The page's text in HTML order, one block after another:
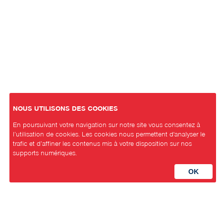
NOUS UTILISONS DES COOKIES
En poursuivant votre navigation sur notre site vous consentez à
l’utilisation de cookies. Les cookies nous permettent d'analyser le
trafic et d’affiner les contenus mis à votre disposition sur nos
supports numériques.